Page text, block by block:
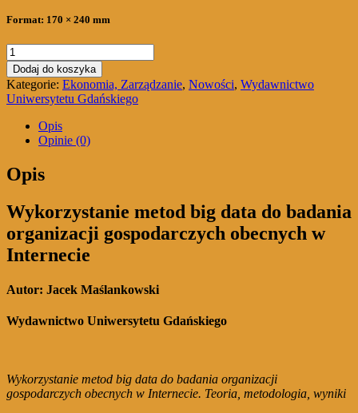
Format: 170 × 240 mm
ilość
Wykorzystanie
metod
big
data
badania
organizacji
gospodarczych
obecnych
Internecie
Dodaj do koszyka
Kategorie: Ekonomia, Zarządzanie, Nowości, Wydawnictwo
Uniwersytetu Gdańskiego
Opis
Opinie (0)
Opis
Wykorzystanie metod big data do badania
organizacji gospodarczych obecnych w
Internecie
Autor: Jacek Maślankowski
Wydawnictwo Uniwersytetu Gdańskiego
Wykorzystanie metod big data do badania organizacji
gospodarczych obecnych w Internecie. Teoria, metodologia, wyniki